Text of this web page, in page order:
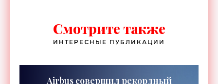
Смотрите также
ИНТЕРЕСНЫЕ ПУБЛИКАЦИИ
Airbus совершил рекордный